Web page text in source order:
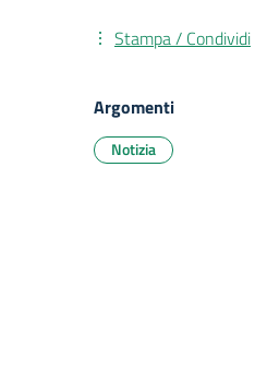
Stampa / Condividi
Argomenti
Notizia